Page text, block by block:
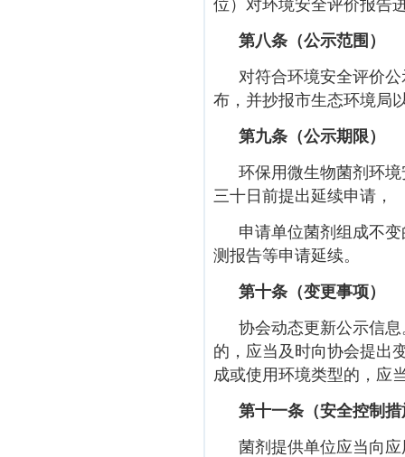
位）对环境安全评价报告
第八条（公示范围）
对符合环境安全评价
布，并抄报市生态环境局
第九条（公示期限）
环保用微生物菌剂环
三十日前提出延续申请，
申请单位菌剂组成不
测报告等申请延续。
第十条（变更事项）
协会动态更新公示信
的， 应当及时向协会提出
成或使用环境类型的，应
第十一条（安全控制措
菌剂提供单位应当向